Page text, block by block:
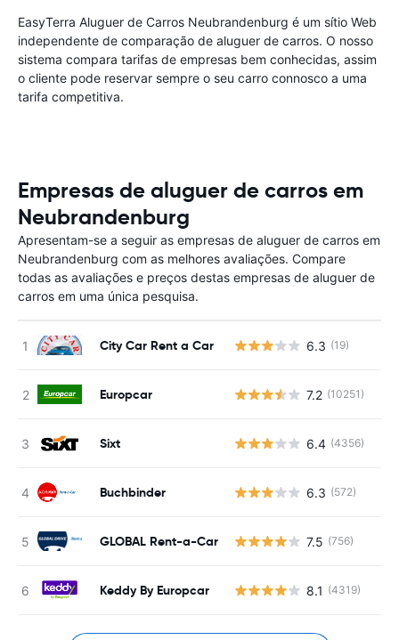
EasyTerra Aluguer de Carros Neubrandenburg é um sítio Web
independente de comparação de aluguer de carros. O nosso
sistema compara tarifas de empresas bem conhecidas, assim
o cliente pode reservar sempre o seu carro connosco a uma
tarifa competitiva.
Empresas de aluguer de carros em
Neubrandenburg
Apresentam-se a seguir as empresas de aluguer de carros em
Neubrandenburg com as melhores avaliações. Compare
todas as avaliações e preços destas empresas de aluguer de
carros em uma única pesquisa.
City Car Rent a Car 6.3 (19)
Europcar 7.2 (10251)
Sixt 6.4 (4356)
Buchbinder 6.3 (572)
GLOBAL Rent-a-Car 7.5 (756)
Keddy By Europcar 8.1 (4319)